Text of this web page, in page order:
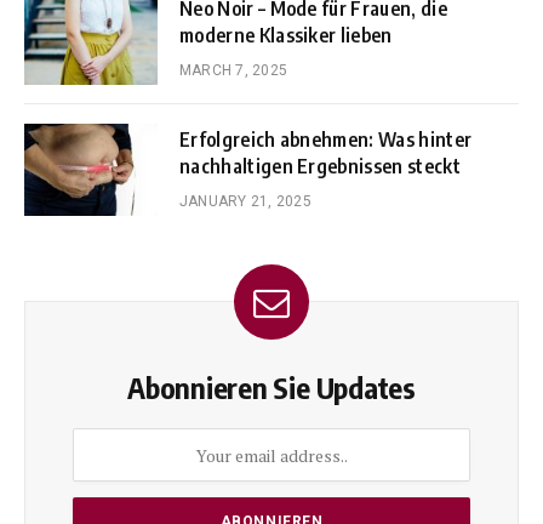
Neo Noir – Mode für Frauen, die
moderne Klassiker lieben
MARCH 7, 2025
Erfolgreich abnehmen: Was hinter
nachhaltigen Ergebnissen steckt
JANUARY 21, 2025
Abonnieren Sie Updates